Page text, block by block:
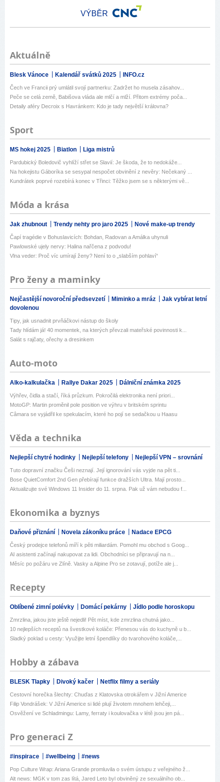
VÝBĚR
Aktuálně
Blesk Vánoce Kalendář svátků 2025 INFO.cz
Čech ve Francii prý umlátil svojí partnerku: Zadržet ho musela zásahov...
Peče se celá země, Babišova vláda ale mlčí a mlží. Přitom extrémy poča...
Detaily aféry Decroix s Havránkem: Kdo je tady největší královna?
Sport
MS hokej 2025 Biatlon Liga mistrů
Pardubický Boledovič vyhlíží střet se Slavií: Je škoda, že to nedokáže...
Na hokejistu Gáboríka se sesypal nespočet obvinění z nevěry: Nečekaný ...
Kundrátek poprvé rozebírá konec v Třinci: Těžko jsem se s některými vě...
Móda a krása
Jak zhubnout Trendy nehty pro jaro 2025 Nové make-up trendy
Čapí tragédie v Bohuslavicích: Bohdan, Radovan a Amálka uhynuli
Pawlowské ujely nervy: Halina nařčena z podvodu!
Vlna veder: Proč víc umírají ženy? Není to o „slabším pohlaví“
Pro ženy a maminky
Nejčastější novoroční předsevzetí Miminko a mráz
Jak vybírat letní
dovolenou
Tipy, jak usnadnit prvňáčkovi nástup do školy
Tady hlídám já! 40 momentek, na kterých převzali mateřské povinnosti k...
Salát s rajčaty, ořechy a dresinkem
Auto-moto
Alko-kalkulačka Rallye Dakar 2025 Dálniční známka 2025
Výhřev, čidla a stačí, říká průzkum. Pokročilá elektronika není priori...
MotoGP: Martin proměnil pole position ve výhru v britském sprintu
Câmara se vyjádřil ke spekulacím, které ho pojí se sedačkou u Haasu
Věda a technika
Nejlepší chytré hodinky Nejlepší telefony Nejlepší VPN – srovnání
Tuto dopravní značku Češi neznají. Její ignorování vás vyjde na pět ti...
Bose QuietComfort 2nd Gen přebírají funkce dražších Ultra. Mají prosto...
Aktualizujte své Windows 11 Insider do 11. srpna. Pak už vám nebudou f...
Ekonomika a byznys
Daňové přiznání Novela zákoníku práce Nadace EPCG
Český prodejce telefonů míří k pěti miliardám. Pomohl mu obchod s Goog...
AI asistenti začínají nakupovat za lidi. Obchodníci se připravují na n...
Měsíc po požáru ve Zlíně. Vasky a Alpine Pro se zotavují, potíže ale j...
Recepty
Oblíbené zimní polévky Domácí pekárny Jídlo podle horoskopu
Zmrzlina, jakou jste ještě nejedli! Pět míst, kde zmrzlina chutná jako...
10 nejlepších receptů na švestkové koláče: Přenesou vás do kuchyně u b...
Sladký poklad u cesty: Využijte letní špendlíky do tvarohového koláče,...
Hobby a zábava
BLESK Tlapky Divoký kačer Netflix filmy a seriály
Cestovní horečka šlechty: Chuďas z Klatovska otrokářem v Jižní Americe
Filip Vondrášek: V Jižní Americe si lidé plují životem mnohem lehčeji,...
Osvěžení ve Schladmingu: Lamy, ferraty i koulovačka v létě jsou jen pá...
Pro generaci Z
#inspirace #wellbeing #news
Pop Culture Wrap: Ariana Grande promluvila o svém ústupu z veřejného ž...
Alt news: MGK v tom zas lítá, Jared Leto byl obviněný ze sexuálního ob...